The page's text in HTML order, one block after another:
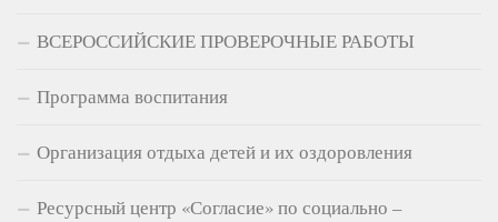
ВСЕРОССИЙСКИЕ ПРОВЕРОЧНЫЕ РАБОТЫ
Программа воспитания
Организация отдыха детей и их оздоровления
Ресурсный центр «Согласие» по социально –